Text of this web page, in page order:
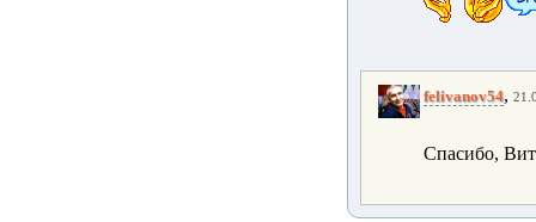
felivanov54,
Спасибо,